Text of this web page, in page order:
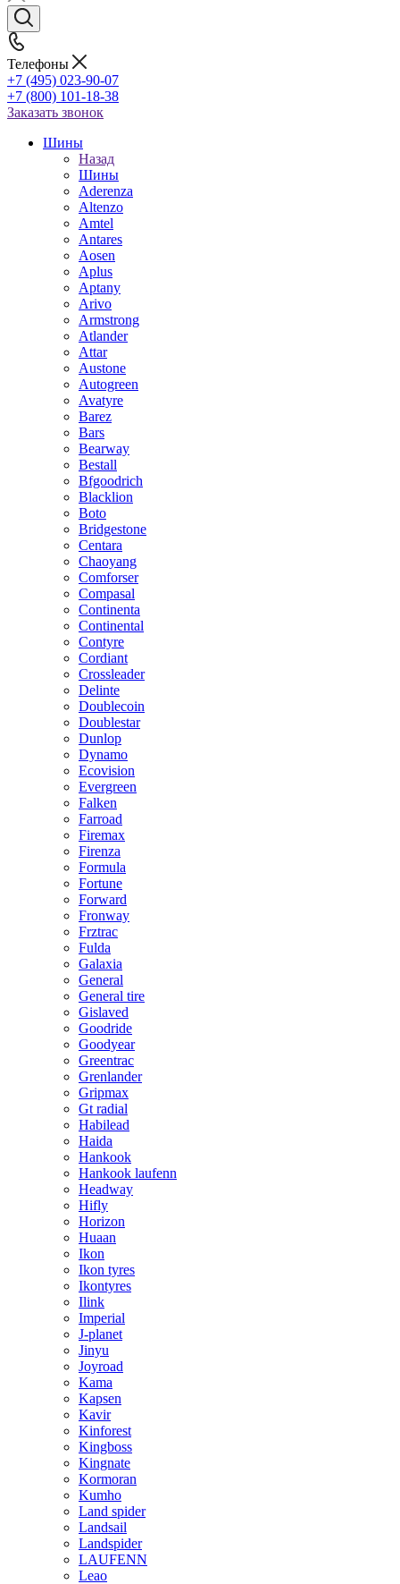
Телефоны
+7 (495) 023-90-07
+7 (800) 101-18-38
Заказать звонок
Шины
Назад
Шины
Aderenza
Altenzo
Amtel
Antares
Aosen
Aplus
Aptany
Arivo
Armstrong
Atlander
Attar
Austone
Autogreen
Avatyre
Barez
Bars
Bearway
Bestall
Bfgoodrich
Blacklion
Boto
Bridgestone
Centara
Chaoyang
Comforser
Compasal
Continenta
Continental
Contyre
Cordiant
Crossleader
Delinte
Doublecoin
Doublestar
Dunlop
Dynamo
Ecovision
Evergreen
Falken
Farroad
Firemax
Firenza
Formula
Fortune
Forward
Fronway
Frztrac
Fulda
Galaxia
General
General tire
Gislaved
Goodride
Goodyear
Greentrac
Grenlander
Gripmax
Gt radial
Habilead
Haida
Hankook
Hankook laufenn
Headway
Hifly
Horizon
Huaan
Ikon
Ikon tyres
Ikontyres
Ilink
Imperial
J-planet
Jinyu
Joyroad
Kama
Kapsen
Kavir
Kinforest
Kingboss
Kingnate
Kormoran
Kumho
Land spider
Landsail
Landspider
LAUFENN
Leao